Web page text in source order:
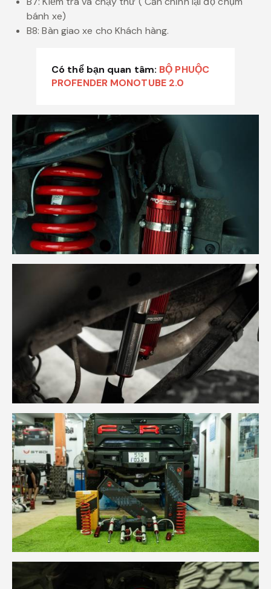
bánh xe)
B8: Bàn giao xe cho Khách hàng.
Có thể bạn quan tâm: BỘ PHUỘC
PROFENDER MONOTUBE 2.0